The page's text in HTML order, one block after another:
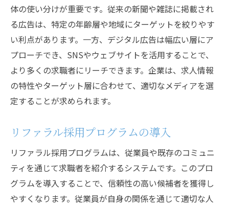
体の使い分けが重要です。従来の新聞や雑誌に掲載され
る広告は、特定の年齢層や地域にターゲットを絞りやす
い利点があります。一方、デジタル広告は幅広い層にア
プローチでき、SNSやウェブサイトを活用することで、
より多くの求職者にリーチできます。企業は、求人情報
の特性やターゲット層に合わせて、適切なメディアを選
定することが求められます。
リファラル採用プログラムの導入
リファラル採用プログラムは、従業員や既存のコミュニ
ティを通じて求職者を紹介するシステムです。このプロ
グラムを導入することで、信頼性の高い候補者を獲得し
やすくなります。従業員が自身の関係を通じて適切な人